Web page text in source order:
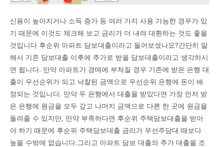
신용이 높아지거나 소득 증가 등 여러 가지 사용 가능한 경우가 있
기 때문에 이것도 체크해 보고 금리가 더 내려 대환하는 것도 좋을
것입니다 후순위 아파트 담보대출이라고 들어보셨나요?간단히 말
해서 기존 담보대출 이후에 추가로 받을 담보대출이라고 생각하시
면 됩니다. 만약 아파트가 경매에 부쳐질 경우 기존에 받은 은행 대
출이 우선순위가 되고 낙찰된 금액으로 우선순위 은행에 돈이 배
정되는 것입니다. 만약 두 은행에서 대출을 받았다면 가장 먼저 받
은 은행에 원금을 모두 갚고 나머지 금액으로 다른 한 곳에 원금을
돌려줄 수 있지만, 만약 부족하다면 후순위 주택담보대출을 받아
야 하기 때문에 후순위 주택담보대출 금리가 우선주담대 때보다
높을 수밖에 없습니다.그리고 아파트 담보 대출의 추가 대출을 조